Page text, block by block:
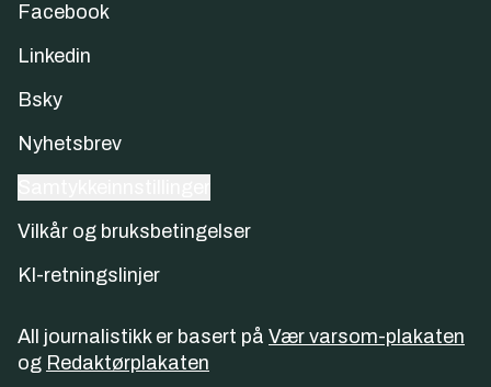
Facebook
Linkedin
Bsky
Nyhetsbrev
Vilkår og bruksbetingelser
KI-retningslinjer
All journalistikk er basert på Vær varsom-plakaten
og Redaktørplakaten